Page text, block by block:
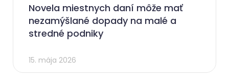
Novela miestnych daní môže mať
nezamýšlané dopady na malé a
stredné podniky
15. mája 2026